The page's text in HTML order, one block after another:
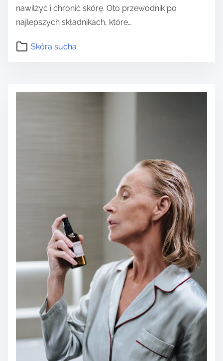
nawilżyć i chronić skórę. Oto przewodnik po
najlepszych składnikach, które…
Skóra sucha